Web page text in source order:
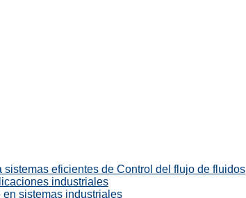
eficientes de Control del flujo de fluidos
industriales
sistemas industriales